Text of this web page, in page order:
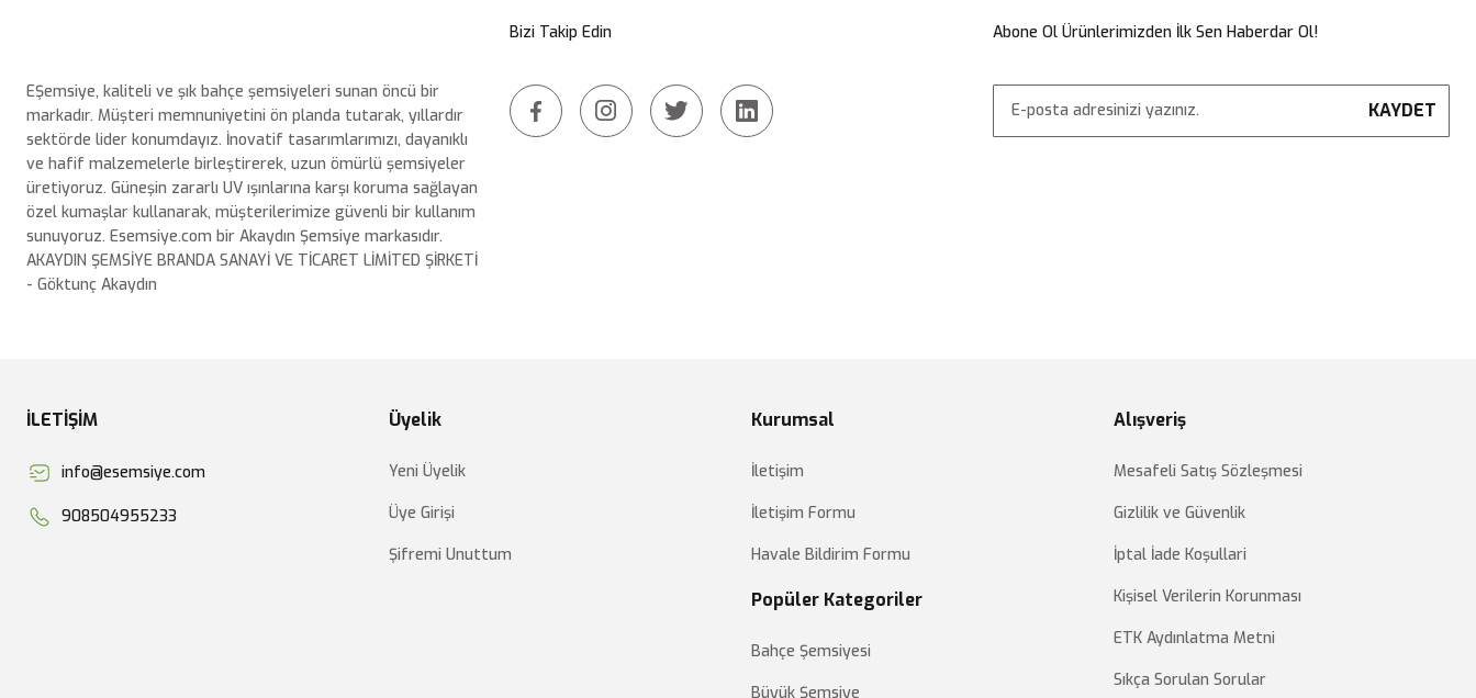
EŞemsiye, kaliteli ve şık bahçe şemsiyeleri sunan öncü bir
markadır. Müşteri memnuniyetini ön planda tutarak, yıllardır
sektörde lider konumdayız. İnovatif tasarımlarımızı, dayanıklı
ve hafif malzemelerle birleştirerek, uzun ömürlü şemsiyeler
üretiyoruz. Güneşin zararlı UV ışınlarına karşı koruma sağlayan
özel kumaşlar kullanarak, müşterilerimize güvenli bir kullanım
sunuyoruz. Esemsiye.com bir Akaydın Şemsiye markasıdır.
AKAYDIN ŞEMSİYE BRANDA SANAYİ VE TİCARET LİMİTED ŞİRKETİ
- Göktunç Akaydın
Bizi Takip Edin Abone Ol Ürünlerimizden İlk Sen Haberdar Ol!
KAYDET
İLETİŞİM
info@esemsiye.com
908504955233
Üyelik
Yeni Üyelik
Üye Girişi
Şifremi Unuttum
Kurumsal
İletişim
İletişim Formu
Havale Bildirim Formu
Popüler Kategoriler
Bahçe Şemsiyesi
Büyük Şemsiye
Alışveriş
Mesafeli Satış Sözleşmesi
Gizlilik ve Güvenlik
İptal İade Koşullari
Kişisel Verilerin Korunması
ETK Aydınlatma Metni
Sıkça Sorulan Sorular